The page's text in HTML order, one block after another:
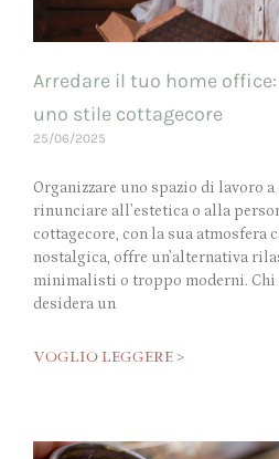
Arredare il tuo home
uno stile cottagecore
25/06/2025
Organizzare uno spazio di lavoro
rinunciare all’estetica o alla
cottagecore, con la sua atmosfera
nostalgica, offre un’alternativa
minimalisti o troppo moderni. Chi
desidera un
VOGLIO LEGGERE >